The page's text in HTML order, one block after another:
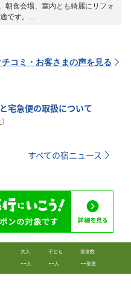
朝食会場、室内とも綺麗にリフォ
です。...
コミ・お客さまの声を見る
宅急便の取扱について
すべての宿ニュース
大人
--人
子ども
--人
部屋数
--部屋